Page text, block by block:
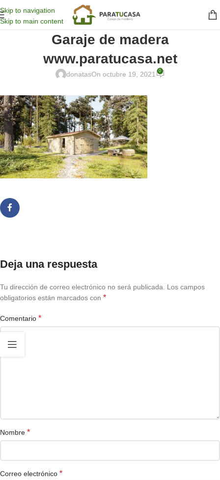
Skip to navigation
Skip to main content
Garaje de madera
www.paratucasa.net
donatasOn octubre 19, 2021 0
Deja una respuesta
Tu dirección de correo electrónico no será publicada.
Los campos
obligatorios están marcados con *
Comentario *
Nombre *
Correo electrónico *